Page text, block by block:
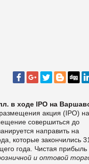
в ходе IPO на
акция (IPO) на
совершиться до
направить на
которые закончились 31
года. Чистая прибыль
и оптовой